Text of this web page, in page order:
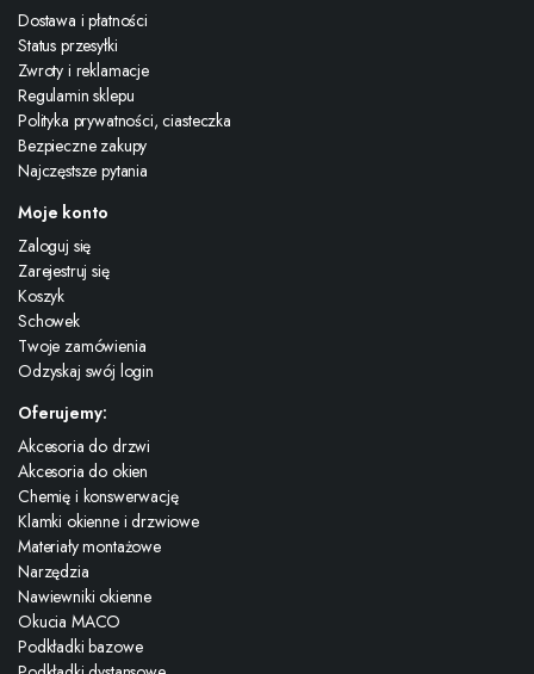
Dostawa i płatności
Status przesyłki
Zwroty i reklamacje
Regulamin sklepu
Polityka prywatności, ciasteczka
Bezpieczne zakupy
Najczęstsze pytania
Moje konto
Zaloguj się
Zarejestruj się
Koszyk
Schowek
Twoje zamówienia
Odzyskaj swój login
Oferujemy:
Akcesoria do drzwi
Akcesoria do okien
Chemię i konswerwację
Klamki okienne i drzwiowe
Materiały montażowe
Narzędzia
Nawiewniki okienne
Okucia MACO
Podkładki bazowe